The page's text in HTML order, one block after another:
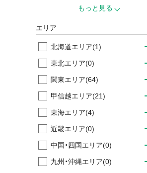
もっと見る
エリア
北海道エリア(1)
東北エリア(0)
関東エリア(64)
甲信越エリア(21)
東海エリア(4)
近畿エリア(0)
中国・四国エリア(0)
九州・沖縄エリア(0)